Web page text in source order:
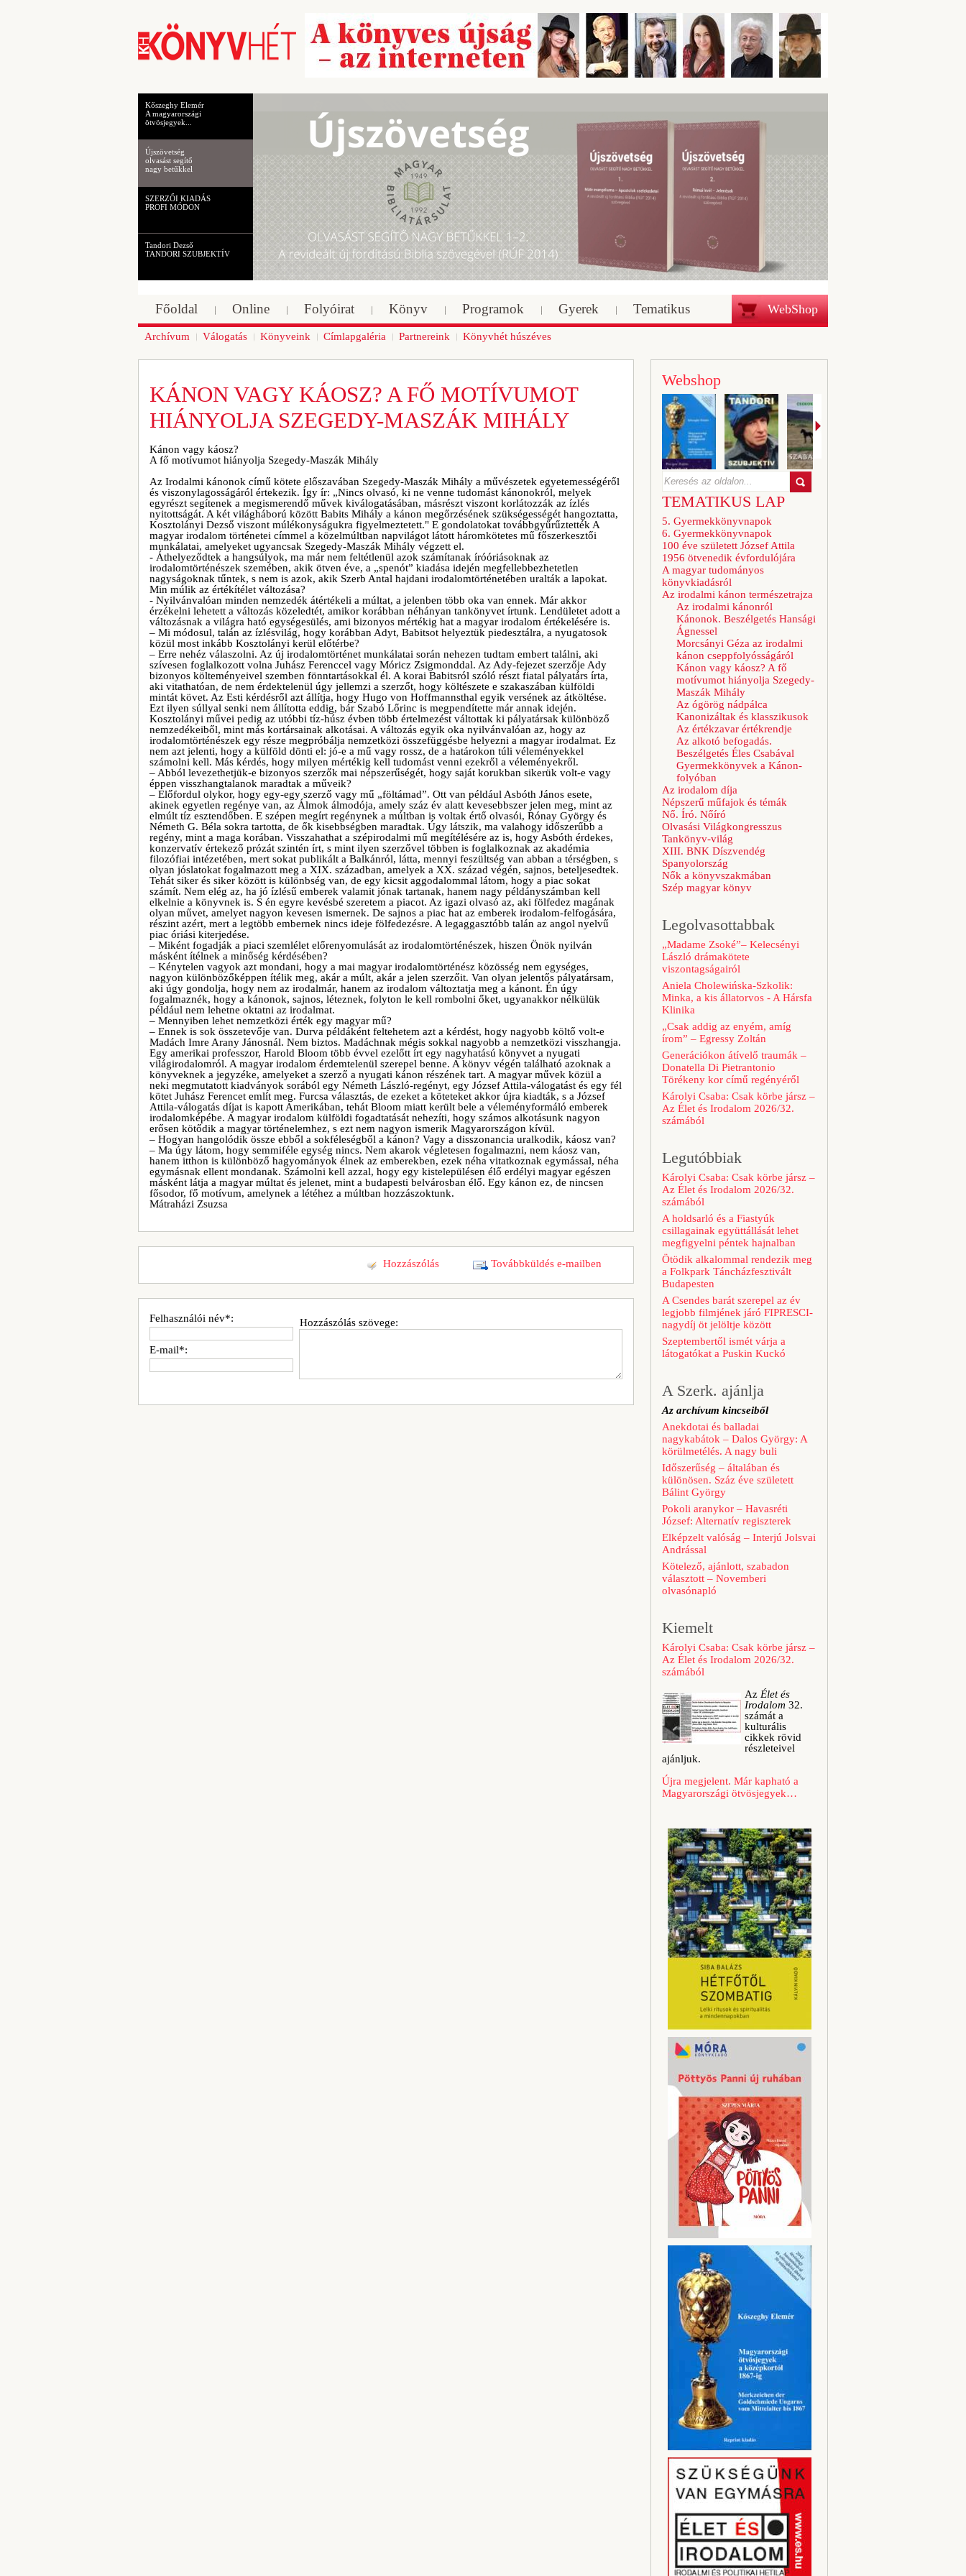
Kőszeghy Elemér
A magyarországi
ötvösjegyek...
Újszövetség
olvasást segítő
nagy betűkkel
SZERZŐI KIADÁS
PROFI MÓDON
Tandori Dezső
TANDORI SZUBJEKTÍV
WebShop
Főoldal Online Folyóirat Könyv Programok Gyerek Tematikus
Archívum Válogatás Könyveink Címlapgaléria Partnereink Könyvhét húszéves
KÁNON VAGY KÁOSZ? A FŐ MOTÍVUMOT
HIÁNYOLJA SZEGEDY-MASZÁK MIHÁLY
Kánon vagy káosz?
A fő motívumot hiányolja Szegedy-Maszák Mihály
Az Irodalmi kánonok című kötete előszavában Szegedy-Maszák Mihály a művészetek egyetemességéről
és viszonylagosságáról értekezik. Így ír: „Nincs olvasó, ki ne venne tudomást kánonokról, melyek
egyrészt segítenek a megismerendő művek kiválogatásában, másrészt viszont korlátozzák az ízlés
nyitottságát. A két világháború között Babits Mihály a kánon megőrzésének szükségességét hangoztatta,
Kosztolányi Dezső viszont múlékonyságukra figyelmeztetett." E gondolatokat továbbgyűrűztették A
magyar irodalom történetei címmel a közelmúltban napvilágot látott háromkötetes mű főszerkesztői
munkálatai, amelyeket ugyancsak Szegedy-Maszák Mihály végzett el.
- Áthelyeződtek a hangsúlyok, ma már nem feltétlenül azok számítanak íróóriásoknak az
irodalomtörténészek szemében, akik ötven éve, a „spenót” kiadása idején megfellebbezhetetlen
nagyságoknak tűntek, s nem is azok, akik Szerb Antal hajdani irodalomtörténetében uralták a lapokat.
Min múlik az értékítélet változása?
- Nyilvánvalóan minden nemzedék átértékeli a múltat, a jelenben több oka van ennek. Már akkor
érzékelni lehetett a változás közeledtét, amikor korábban néhányan tankönyvet írtunk. Lendületet adott a
változásnak a világra ható egységesülés, ami bizonyos mértékig hat a magyar irodalom értékelésére is.
– Mi módosul, talán az ízlésvilág, hogy korábban Adyt, Babitsot helyeztük piedesztálra, a nyugatosok
közül most inkább Kosztolányi kerül előtérbe?
– Erre nehéz válaszolni. Az új irodalomtörténet munkálatai során nehezen tudtam embert találni, aki
szívesen foglalkozott volna Juhász Ferenccel vagy Móricz Zsigmonddal. Az Ady-fejezet szerzője Ady
bizonyos költeményeivel szemben fönntartásokkal él. A korai Babitsról szóló részt fiatal pályatárs írta,
aki vitathatóan, de nem érdektelenül úgy jellemzi a szerzőt, hogy költészete e szakaszában külföldi
mintát követ. Az Esti kérdésről azt állítja, hogy Hugo von Hoffmannsthal egyik versének az átköltése.
Ezt ilyen súllyal senki nem állította eddig, bár Szabó Lőrinc is megpendítette már annak idején.
Kosztolányi művei pedig az utóbbi tíz-húsz évben több értelmezést váltottak ki pályatársak különböző
nemzedékeiből, mint más kortársainak alkotásai. A változás egyik oka nyilvánvalóan az, hogy az
irodalomtörténészek egy része megpróbálja nemzetközi összefüggésbe helyezni a magyar irodalmat. Ez
nem azt jelenti, hogy a külföld dönti el: jó-e a mű vagy rossz, de a határokon túli véleményekkel
számolni kell. Más kérdés, hogy milyen mértékig kell tudomást venni ezekről a véleményekről.
– Abból levezethetjük-e bizonyos szerzők mai népszerűségét, hogy saját korukban sikerük volt-e vagy
éppen visszhangtalanok maradtak a műveik?
– Előfordul olykor, hogy egy-egy szerző vagy mű „föltámad”. Ott van például Asbóth János esete,
akinek egyetlen regénye van, az Álmok álmodója, amely száz év alatt kevesebbszer jelen meg, mint az
elmúlt tíz esztendőben. E szépen megírt regénynek a múltban is voltak értő olvasói, Rónay György és
Németh G. Béla sokra tartotta, de ők kisebbségben maradtak. Úgy látszik, ma valahogy időszerűbb a
regény, mint a maga korában. Visszahathat a szépirodalmi mű megítélésére az is, hogy Asbóth érdekes,
konzervatív értekező prózát szintén írt, s mint ilyen szerzővel többen is foglalkoznak az akadémia
filozófiai intézetében, mert sokat publikált a Balkánról, látta, mennyi feszültség van abban a térségben, s
olyan jóslatokat fogalmazott meg a XIX. században, amelyek a XX. század végén, sajnos, beteljesedtek.
Tehát siker és siker között is különbség van, de egy kicsit aggodalommal látom, hogy a piac sokat
számít. Nem elég az, ha jó ízlésű emberek valamit jónak tartanak, hanem nagy példányszámban kell
elkelnie a könyvnek is. S én egyre kevésbé szeretem a piacot. Az igazi olvasó az, aki fölfedez magának
olyan művet, amelyet nagyon kevesen ismernek. De sajnos a piac hat az emberek irodalom-felfogására,
részint azért, mert a legtöbb embernek nincs ideje fölfedezésre. A legaggasztóbb talán az angol nyelvű
piac óriási kiterjedése.
– Miként fogadják a piaci szemlélet előrenyomulását az irodalomtörténészek, hiszen Önök nyilván
másként ítélnek a minőség kérdésében?
– Kénytelen vagyok azt mondani, hogy a mai magyar irodalomtörténész közösség nem egységes,
nagyon különbözőképpen ítélik meg, akár a múlt, akár a jelen szerzőit. Van olyan jelentős pályatársam,
aki úgy gondolja, hogy nem az irodalmár, hanem az irodalom változtatja meg a kánont. Én úgy
fogalmaznék, hogy a kánonok, sajnos, léteznek, folyton le kell rombolni őket, ugyanakkor nélkülük
például nem lehetne oktatni az irodalmat.
– Mennyiben lehet nemzetközi érték egy magyar mű?
– Ennek is sok összetevője van. Durva példáként feltehetem azt a kérdést, hogy nagyobb költő volt-e
Madách Imre Arany Jánosnál. Nem biztos. Madáchnak mégis sokkal nagyobb a nemzetközi visszhangja.
Egy amerikai professzor, Harold Bloom több évvel ezelőtt írt egy nagyhatású könyvet a nyugati
világirodalomról. A magyar irodalom érdemtelenül szerepel benne. A könyv végén található azoknak a
könyveknek a jegyzéke, amelyeket a szerző a nyugati kánon részének tart. A magyar művek közül a
neki megmutatott kiadványok sorából egy Németh László-regényt, egy József Attila-válogatást és egy fél
kötet Juhász Ferencet említ meg. Furcsa választás, de ezeket a köteteket akkor újra kiadták, s a József
Attila-válogatás díjat is kapott Amerikában, tehát Bloom miatt került bele a véleményformáló emberek
irodalomképébe. A magyar irodalom külföldi fogadtatását nehezíti, hogy számos alkotásunk nagyon
erősen kötődik a magyar történelemhez, s ezt nem nagyon ismerik Magyarországon kívül.
– Hogyan hangolódik össze ebből a sokféleségből a kánon? Vagy a disszonancia uralkodik, káosz van?
– Ma úgy látom, hogy semmiféle egység nincs. Nem akarok végletesen fogalmazni, nem káosz van,
hanem itthon is különböző hagyományok élnek az emberekben, ezek néha vitatkoznak egymással, néha
egymásnak ellent mondanak. Számolni kell azzal, hogy egy kistelepülésen élő erdélyi magyar egészen
másként látja a magyar múltat és jelenet, mint a budapesti belvárosban élő. Egy kánon ez, de nincsen
fősodor, fő motívum, amelynek a létéhez a múltban hozzászoktunk.
Mátraházi Zsuzsa
Továbbküldés e-mailben
Hozzászólás
Hozzászólás szövege:
Felhasználói név*:
E-mail*:
Webshop
TEMATIKUS LAP
5. Gyermekkönyvnapok
6. Gyermekkönyvnapok
100 éve született József Attila
1956 ötvenedik évfordulójára
A magyar tudományos
könyvkiadásról
Az irodalmi kánon természetrajza
Az irodalmi kánonról
Kánonok. Beszélgetés Hansági
Ágnessel
Morcsányi Géza az irodalmi
kánon cseppfolyósságáról
Kánon vagy káosz? A fő
motívumot hiányolja Szegedy-
Maszák Mihály
Az ógörög nádpálca
Kanonizáltak és klasszikusok
Az értékzavar értékrendje
Az alkotó befogadás.
Beszélgetés Éles Csabával
Gyermekkönyvek a Kánon-
folyóban
Az irodalom díja
Népszerű műfajok és témák
Nő. Író. Nőíró
Olvasási Világkongresszus
Tankönyv-világ
XIII. BNK Díszvendég
Spanyolország
Nők a könyvszakmában
Szép magyar könyv
Legolvasottabbak
„Madame Zsoké”– Kelecsényi
László drámakötete
viszontagságairól
Aniela Cholewińska-Szkolik:
Minka, a kis állatorvos - A Hársfa
Klinika
„Csak addig az enyém, amíg
írom” – Egressy Zoltán
Generációkon átívelő traumák –
Donatella Di Pietrantonio
Törékeny kor című regényéről
Károlyi Csaba: Csak körbe jársz –
Az Élet és Irodalom 2026/32.
számából
Legutóbbiak
Károlyi Csaba: Csak körbe jársz –
Az Élet és Irodalom 2026/32.
számából
A holdsarló és a Fiastyúk
csillagainak együttállását lehet
megfigyelni péntek hajnalban
Ötödik alkalommal rendezik meg
a Folkpark Táncházfesztivált
Budapesten
A Csendes barát szerepel az év
legjobb filmjének járó FIPRESCI-
nagydíj öt jelöltje között
Szeptembertől ismét várja a
látogatókat a Puskin Kuckó
A Szerk. ajánlja
Az archívum kincseiből
Anekdotai és balladai
nagykabátok – Dalos György: A
körülmetélés. A nagy buli
Időszerűség – általában és
különösen. Száz éve született
Bálint György
Pokoli aranykor – Havasréti
József: Alternatív regiszterek
Elképzelt valóság – Interjú Jolsvai
Andrással
Kötelező, ajánlott, szabadon
választott – Novemberi
olvasónapló
Kiemelt
Károlyi Csaba: Csak körbe jársz –
Az Élet és Irodalom 2026/32.
számából
Az Élet és
Irodalom 32.
számát a
kulturális
cikkek rövid
részleteivel
ajánljuk.
Újra megjelent. Már kapható a
Magyarországi ötvösjegyek…